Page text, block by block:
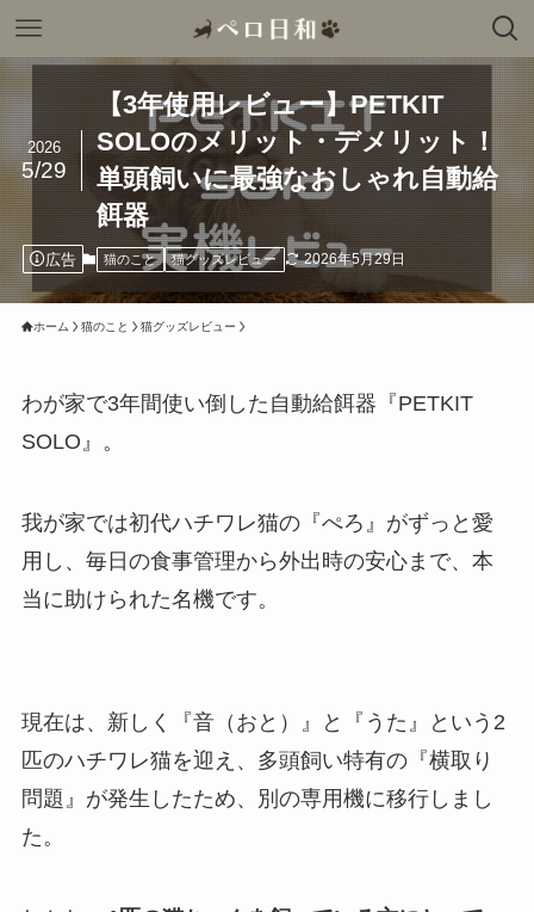
【3年使用レビュー】PETKIT
SOLOのメリット・デメリット！
単頭飼いに最強なおしゃれ自動給
餌器
2026
5/29
広告 猫のこと 猫グッズレビュー 2026年5月29日
ホーム 猫のこと 猫グッズレビュー
わが家で3年間使い倒した自動給餌器『PETKIT
SOLO』。
我が家では初代ハチワレ猫の『ぺろ』がずっと愛
用し、毎日の食事管理から外出時の安心まで、本
当に助けられた名機です。
現在は、新しく『音（おと）』と『うた』という2
匹のハチワレ猫を迎え、多頭飼い特有の『横取り
問題』が発生したため、別の専用機に移行しまし
た。